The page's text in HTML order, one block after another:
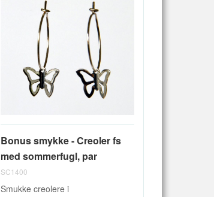
Bonus smykke - Creoler fs
med sommerfugl, par
SC1400
Smukke creolere i